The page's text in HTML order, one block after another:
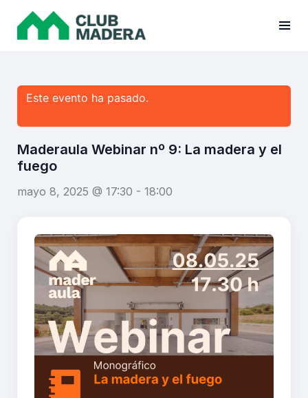
Este evento ha pasado.
Maderaula Webinar nº 9: La madera y el
fuego
mayo 8, 2025 @ 17:30 - 18:00